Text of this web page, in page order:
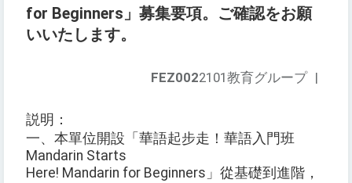
for Beginners」募集要項。ご確認をお願
いいたします。
FEZ0022101教育グループ |
説明：
一、本單位開設「華語起步走！華語入門班
Mandarin Starts
Here! Mandarin for Beginners」從基礎到進階，